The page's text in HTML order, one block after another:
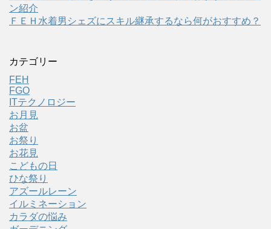
ン紹介
ＦＥＨ水着男シェズにスキル継承するなら何がおすすめ？
カテゴリー
FEH
FGO
ITテクノロジー
お月見
お盆
お祭り
お花見
こどもの日
ひな祭り
アズールレーン
イルミネーション
カラダの悩み